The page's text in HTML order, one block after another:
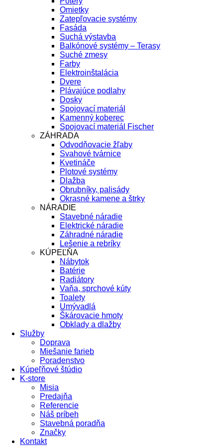
Omietky
Zatepľovacie systémy
Fasáda
Suchá výstavba
Balkónové systémy – Terasy
Suché zmesy
Farby
Elektroinštalácia
Dvere
Plávajúce podlahy
Dosky
Spojovací materiál
Kamenný koberec
Spojovací materiál Fischer
ZÁHRADA
Odvodňovacie žľaby
Svahové tvárnice
Kvetináče
Plotové systémy
Dlažba
Obrubníky, palisády
Okrasné kamene a štrky
NÁRADIE
Stavebné náradie
Elektrické náradie
Záhradné náradie
Lešenie a rebríky
KÚPEĽŇA
Nábytok
Batérie
Radiátory
Vaňa, sprchové kúty
Toalety
Umývadlá
Škárovacie hmoty
Obklady a dlažby
Služby
Doprava
Miešanie farieb
Poradenstvo
Kúpeľňové štúdio
K-store
Misia
Predajňa
Referencie
Náš príbeh
Stavebná poradňa
Značky
Kontakt